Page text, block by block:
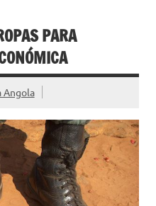
PARA
Angola